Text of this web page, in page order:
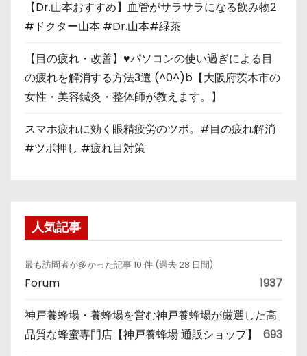
【Dr.山本おすすめ】血管がサラサラになる飲み物2
#ドクター山本 #Dr.山本#緑茶
【目の疲れ・改善】♥パソコンの使い過ぎによる目
の疲れを解消する方法3選 (^0^)b【大阪府茨木市の
女性・美容鍼灸・整体師が教えます。】
スマホ疲れに効く眼精疲労のツボ。#目の疲れ解消
#ツボ押し #疲れ目対策
人気記事
最も訪問者が多かった記事 10 件 (過去 28 日間)
Forum 1937
神戸養蜂場・養蜂場を営む神戸養蜂場が厳選した高
品質な蜂蜜専門店【神戸養蜂場 通販ショップ】
693